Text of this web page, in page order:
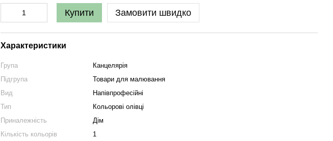
Купити Замовити швидко
Характеристики
Група
Канцелярія
Підгрупа
Товари для малювання
Вид
Напівпрофесійні
Тип
Кольорові олівці
Приналежність
Дім
Кількість кольорів
1